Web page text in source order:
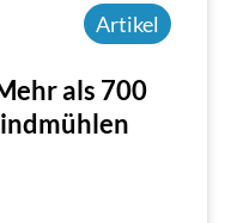
Artikel
als 700